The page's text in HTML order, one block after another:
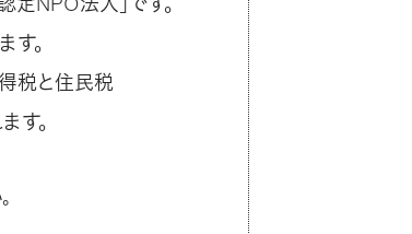
。
税と住民税
す。